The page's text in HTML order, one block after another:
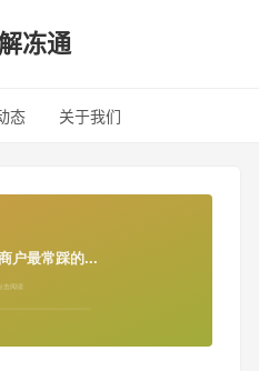
冻通
态 关于我们